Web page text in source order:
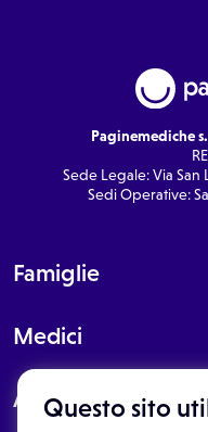
Questo sito
Paginemediche
Sede Legale: Via San
Sedi Operative:
Famiglie
Medici
About